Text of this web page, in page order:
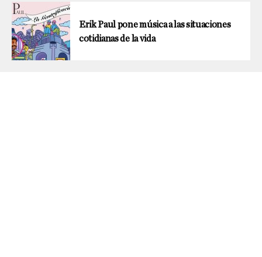
Erik Paul pone música a las situaciones
cotidianas de la vida